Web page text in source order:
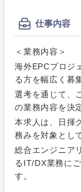
仕事内容
＜業務内容＞
海外EPCプロジ
る方を幅広く募
選考を通じて、
の業務内容を決
本求人は、日揮
務みを対象とし
総合エンジニア
るIT/DX業務に
す。